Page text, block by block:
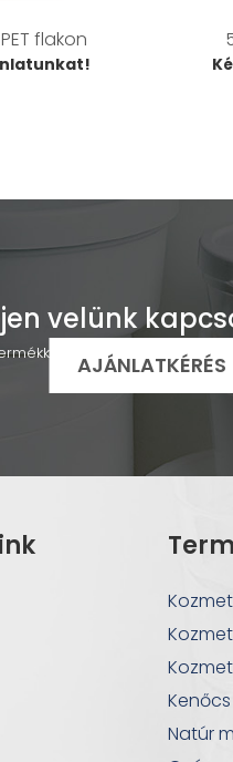
flakon
velünk
listáját,
AJÁNLATKÉRÉS
Natúr